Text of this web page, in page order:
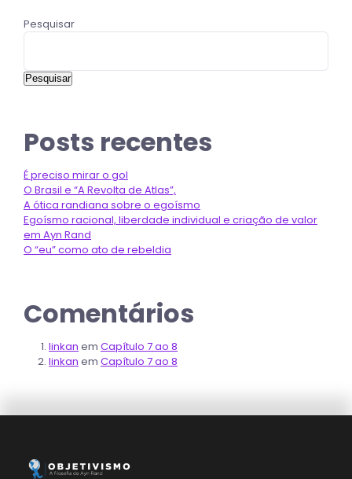
Pesquisar
Pesquisar
Posts recentes
É preciso mirar o gol
O Brasil e “A Revolta de Atlas”,
A ótica randiana sobre o egoísmo
Egoísmo racional, liberdade individual e criação de valor
em Ayn Rand
O “eu” como ato de rebeldia
Comentários
linkan em Capítulo 7 ao 8
linkan em Capítulo 7 ao 8